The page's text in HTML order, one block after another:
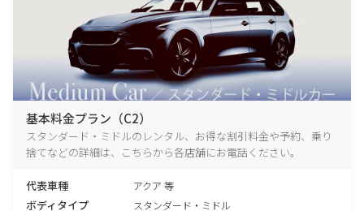
基本料金プラン（C2）
スタンダード・ミドルのレンタル、お得な割引料金や予約、乗り
捨てなどの詳細は、こちらから各店舗にお電話ください。
代表車種 アクア 等
ボディタイプ スタンダード・ミドル